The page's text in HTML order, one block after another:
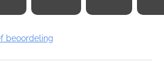
beoordeling